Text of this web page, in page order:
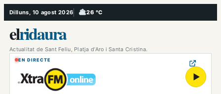
Vés
al
contingut
Dilluns, 10 agost 2026 26 °C
, Ennuvolat
elridaura
Actualitat de Sant Feliu, Platja d’Aro i Santa Cristina.
EN DIRECTE
▶